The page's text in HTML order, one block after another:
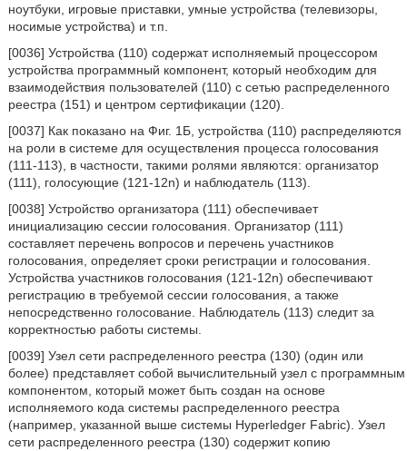
ноутбуки, игровые приставки, умные устройства (телевизоры,
носимые устройства) и т.п.
[0036] Устройства (110) содержат исполняемый процессором
устройства программный компонент, который необходим для
взаимодействия пользователей (110) с сетью распределенного
реестра (151) и центром сертификации (120).
[0037] Как показано на Фиг. 1Б, устройства (110) распределяются
на роли в системе для осуществления процесса голосования
(111-113), в частности, такими ролями являются: организатор
(111), голосующие (121-12n) и наблюдатель (113).
[0038] Устройство организатора (111) обеспечивает
инициализацию сессии голосования. Организатор (111)
составляет перечень вопросов и перечень участников
голосования, определяет сроки регистрации и голосования.
Устройства участников голосования (121-12n) обеспечивают
регистрацию в требуемой сессии голосования, а также
непосредственно голосование. Наблюдатель (113) следит за
корректностью работы системы.
[0039] Узел сети распределенного реестра (130) (один или
более) представляет собой вычислительный узел с программным
компонентом, который может быть создан на основе
исполняемого кода системы распределенного реестра
(например, указанной выше системы Hyperledger Fabric). Узел
сети распределенного реестра (130) содержит копию